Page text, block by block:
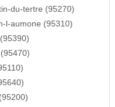
du-tertre (95270)
l-aumone (95310)